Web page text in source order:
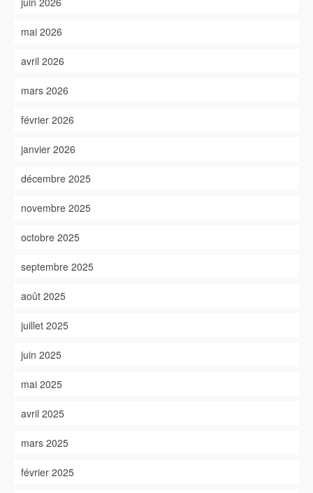
mai 2026
avril 2026
mars 2026
février 2026
janvier 2026
décembre 2025
novembre 2025
octobre 2025
septembre 2025
août 2025
juillet 2025
juin 2025
mai 2025
avril 2025
mars 2025
février 2025